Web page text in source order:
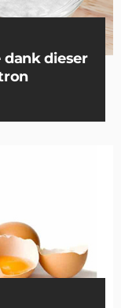
dank dieser